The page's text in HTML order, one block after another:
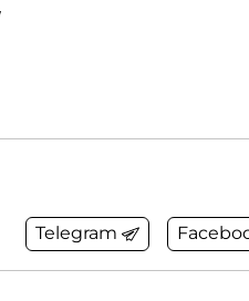
Telegram